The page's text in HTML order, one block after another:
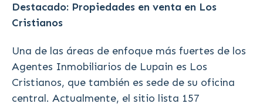
Destacado: Propiedades en venta en Los
Cristianos
Una de las áreas de enfoque más fuertes de los
Agentes Inmobiliarios de Lupain es Los
Cristianos, que también es sede de su oficina
central. Actualmente, el sitio lista 157